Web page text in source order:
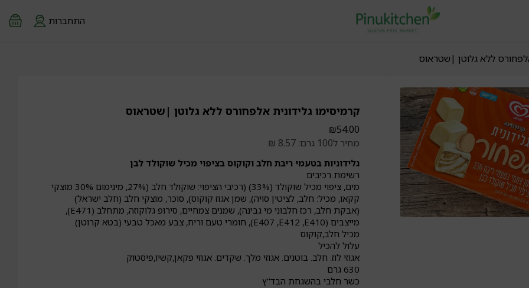
התחברות
ללא גלוטן |שטראוס
קרמיסימו גלידונית אלפחורס ללא גלוטן |שטראוס
₪54.00
מחיר ל100 גרם: 8.57 ₪
גלידוניות בטעמי ריבת חלב וקוקוס בציפוי מכיל שוקולד לבן
רשימת רכיבים
מים, ציפוי מכיל שוקולד (33%) (רכיבי הציפוי: שוקולד חלב (27%, מינימום 30% מוצקי
קקאו, מכיל: חלב, לציטין סויה), שמן אגוז קוקוס), סוכר, מוצקי חלב (חלב ישראל)
(אבקת חלב, רכז חלבוני מי גבינה), שמנים צמחיים, סירופ גלוקוזה, מתחלב (E471),
מייצבים (E407 ,E412 ,E410), חומרי טעם וריח, צבע מאכל טבעי (בטא קרוטן).
מכיל חלב,קוקוס
עלול להכיל
אגוזי לוז. חלב. בוטנים. אגוזי מלך. שקדים. אגוזי פקאן,קשיו,פיסטוק
630 גרם
כשר חלבי בהשגחת הבד"ץ